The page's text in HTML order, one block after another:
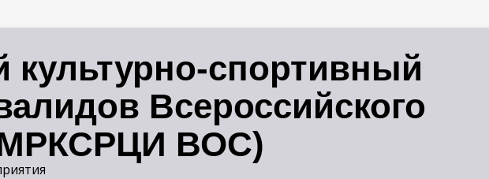
культурно-спортивный
Всероссийского
ВОС)